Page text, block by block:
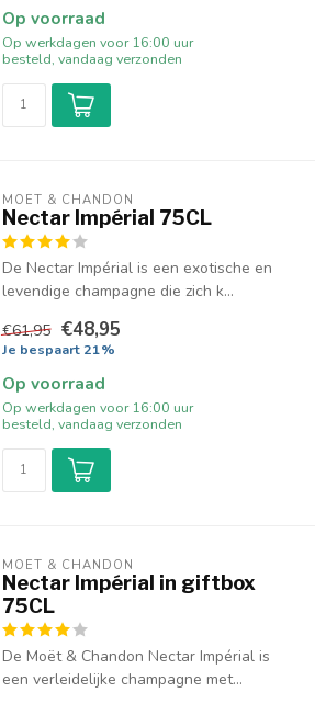
Op voorraad
Op werkdagen voor 16:00 uur
besteld, vandaag verzonden
MOËT & CHANDON
Nectar Impérial 75CL
De Nectar Impérial is een exotische en
levendige champagne die zich k...
€61,95 €48,95
Je bespaart 21%
Op voorraad
Op werkdagen voor 16:00 uur
besteld, vandaag verzonden
MOËT & CHANDON
Nectar Impérial in giftbox
75CL
De Moët & Chandon Nectar Impérial is
een verleidelijke champagne met...